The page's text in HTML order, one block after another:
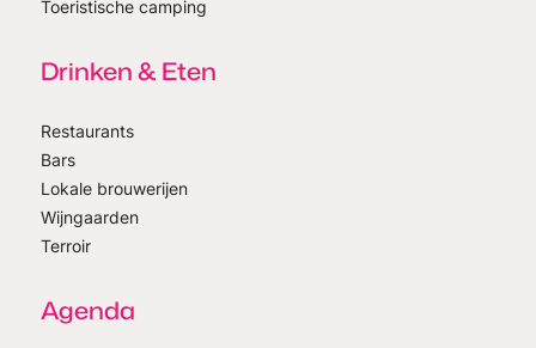
Toeristische camping
Drinken & Eten
Restaurants
Bars
Lokale brouwerijen
Wijngaarden
Terroir
Agenda